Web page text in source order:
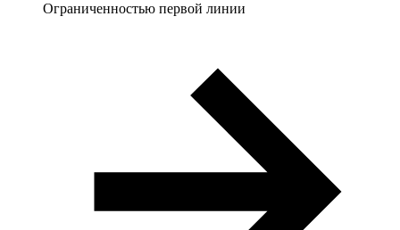
Ограниченностью первой линии